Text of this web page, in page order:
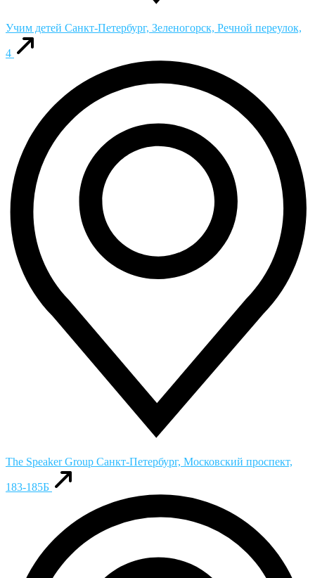
Учим детей Санкт-Петербург, Зеленогорск, Речной переулок,
4
The Speaker Group Санкт-Петербург, Московский проспект,
183-185Б